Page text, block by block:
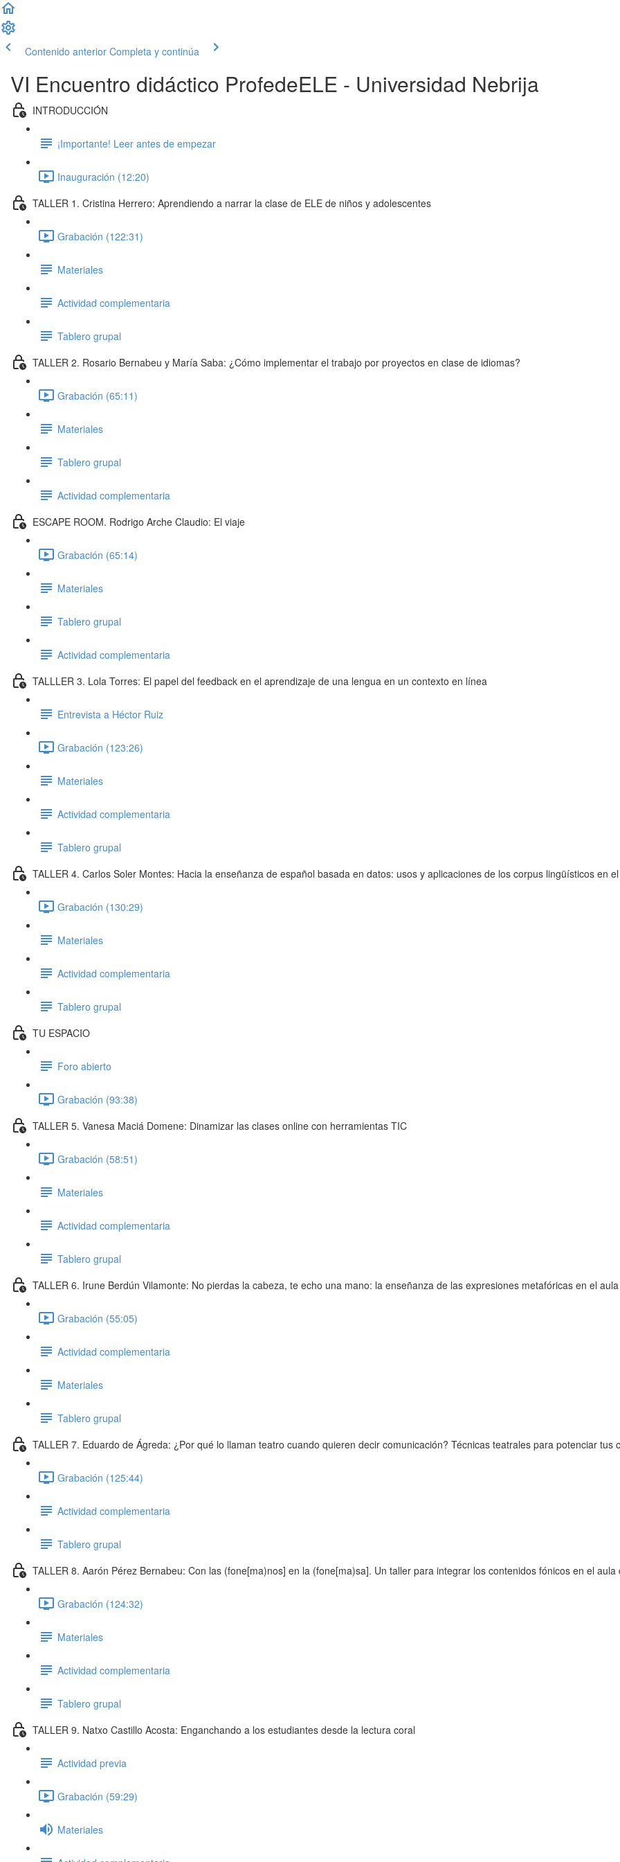
Contenido anterior Completa y continúa
VI Encuentro didáctico ProfedeELE - Universidad Nebrija
INTRODUCCIÓN
¡Importante! Leer antes de empezar
Inauguración (12:20)
TALLER 1. Cristina Herrero: Aprendiendo a narrar la clase de ELE de niños y adolescentes
Grabación (122:31)
Materiales
Actividad complementaria
Tablero grupal
TALLER 2. Rosario Bernabeu y María Saba: ¿Cómo implementar el trabajo por proyectos en clase de idiomas?
Grabación (65:11)
Materiales
Tablero grupal
Actividad complementaria
ESCAPE ROOM. Rodrigo Arche Claudio: El viaje
Grabación (65:14)
Materiales
Tablero grupal
Actividad complementaria
TALLLER 3. Lola Torres: El papel del feedback en el aprendizaje de una lengua en un contexto en línea
Entrevista a Héctor Ruiz
Grabación (123:26)
Materiales
Actividad complementaria
Tablero grupal
TALLER 4. Carlos Soler Montes: Hacia la enseñanza de español basada en datos: usos y aplicaciones de los corpus lingüísticos en
Grabación (130:29)
Materiales
Actividad complementaria
Tablero grupal
TU ESPACIO
Foro abierto
Grabación (93:38)
TALLER 5. Vanesa Maciá Domene: Dinamizar las clases online con herramientas TIC
Grabación (58:51)
Materiales
Actividad complementaria
Tablero grupal
TALLER 6. Irune Berdún Vilamonte: No pierdas la cabeza, te echo una mano: la enseñanza de las expresiones metafóricas en el
Grabación (55:05)
Actividad complementaria
Materiales
Tablero grupal
TALLER 7. Eduardo de Ágreda: ¿Por qué lo llaman teatro cuando quieren decir comunicación? Técnicas teatrales para potenciar tus
Grabación (125:44)
Actividad complementaria
Tablero grupal
TALLER 8. Aarón Pérez Bernabeu: Con las (fone[ma)nos] en la (fone[ma)sa]. Un taller para integrar los contenidos fónicos en el aula
Grabación (124:32)
Materiales
Actividad complementaria
Tablero grupal
TALLER 9. Natxo Castillo Acosta: Enganchando a los estudiantes desde la lectura coral
Actividad previa
Grabación (59:29)
Materiales